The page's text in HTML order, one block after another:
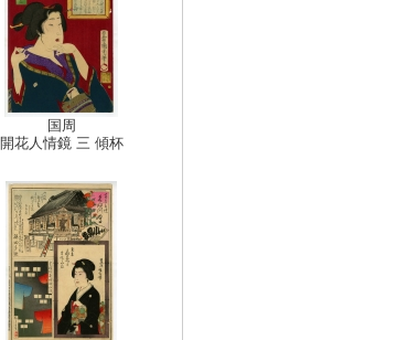
国周
開花人情鏡 三 傾杯